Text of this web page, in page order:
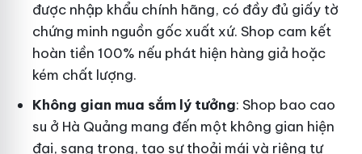
được nhập khẩu chính hãng, có đầy đủ giấy tờ
chứng minh nguồn gốc xuất xứ. Shop cam kết
hoàn tiền 100% nếu phát hiện hàng giả hoặc
kém chất lượng.
Không gian mua sắm lý tưởng: Shop bao cao
su ở Hà Quảng mang đến một không gian hiện
đại, sang trọng, tạo sự thoải mái và riêng tư